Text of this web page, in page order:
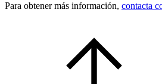
Para obtener más información, contacta